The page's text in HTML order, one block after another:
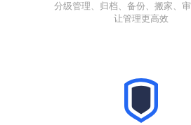
分级管理、归档、备份、搬家、
让管理更高效